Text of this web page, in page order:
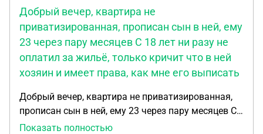
Добрый вечер, квартира не
приватизированная, прописан сын в ней, ему
23 через пару месяцев С 18 лет ни разу не
оплатил за жильё, только кричит что в ней
хозяин и имеет права, как мне его выписать
Добрый вечер, квартира не приватизированная,
прописан сын в ней, ему 23 через пару месяцев С
18 лет ни разу не оплатил за жильё, только
Показать полностью